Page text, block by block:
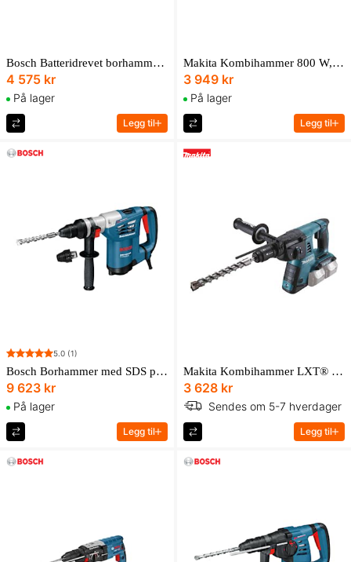
Bosch Batteridrevet borhammer med SDS plus GBH 18V-26 Professional Solo i L-BOXX
4 575 kr
På lager
Legg til
Makita Kombihammer 800 W, SDS-Plus, 26 mm, 2,4 J
3 949 kr
På lager
Legg til
5.0 (1)
Bosch Borhammer med SDS plus GBH 4-32 DFR Professional i transportkoffert med dybdeanlegg
9 623 kr
På lager
Legg til
Makita Kombihammer LXT® 18V X2, SDS-Plus, 26 mm, 2,5 J
3 628 kr
Sendes om 5-7 hverdager
Legg til